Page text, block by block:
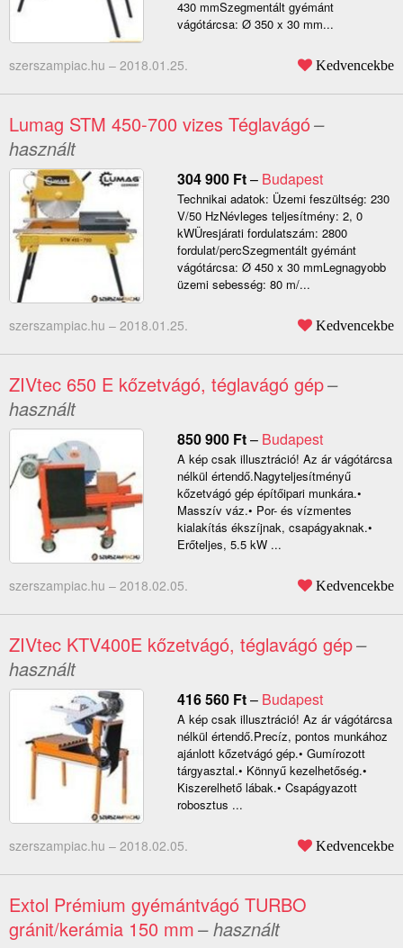
430 mmSzegmentált gyémánt
vágótárcsa: Ø 350 x 30 mm...
szerszampiac.hu – 2018.01.25. Kedvencekbe
Lumag STM 450-700 vizes Téglavágó–
használt
304 900 Ft– Budapest
Technikai adatok: Üzemi feszültség: 230
V/50 HzNévleges teljesítmény: 2, 0
kWÜresjárati fordulatszám: 2800
fordulat/percSzegmentált gyémánt
vágótárcsa: Ø 450 x 30 mmLegnagyobb
üzemi sebesség: 80 m/...
szerszampiac.hu – 2018.01.25. Kedvencekbe
ZIVtec 650 E kőzetvágó, téglavágó gép–
használt
850 900 Ft– Budapest
A kép csak illusztráció! Az ár vágótárcsa
nélkül értendő.Nagyteljesítményű
kőzetvágó gép építőipari munkára.•
Masszív váz.• Por- és vízmentes
kialakítás ékszíjnak, csapágyaknak.•
Erőteljes, 5.5 kW ...
szerszampiac.hu – 2018.02.05. Kedvencekbe
ZIVtec KTV400E kőzetvágó, téglavágó gép–
használt
416 560 Ft– Budapest
A kép csak illusztráció! Az ár vágótárcsa
nélkül értendő.Precíz, pontos munkához
ajánlott kőzetvágó gép.• Gumírozott
tárgyasztal.• Könnyű kezelhetőség.•
Kiszerelhető lábak.• Csapágyazott
robosztus ...
szerszampiac.hu – 2018.02.05. Kedvencekbe
Extol Prémium gyémántvágó TURBO
gránit/kerámia 150 mm– használt